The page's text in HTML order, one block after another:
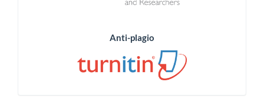
Anti-plagio